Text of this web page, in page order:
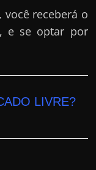
você receberá o
e se optar por
LIVRE?